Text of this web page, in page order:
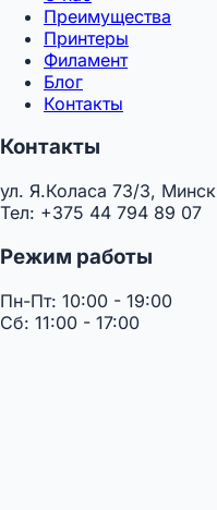
Преимущества
Принтеры
Филамент
Блог
Контакты
Контакты
ул. Я.Коласа 73/3, Минск
Тел: +375 44 794 89 07
Режим работы
Пн-Пт: 10:00 - 19:00
Сб: 11:00 - 17:00